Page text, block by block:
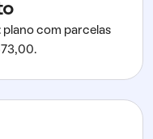
com parcelas